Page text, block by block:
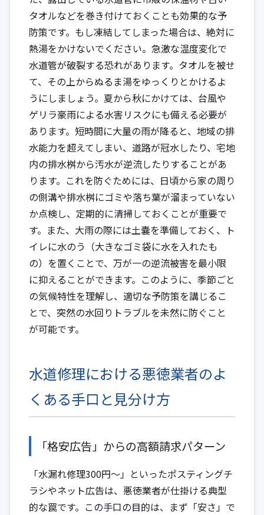
タオルなどを巻き付けておくことも効果的な予
防策です。もし凍結してしまった場合は、絶対に
熱湯をかけないでください。急激な温度変化で
水道管が破裂する恐れがあります。タオルを被せ
て、その上からぬるま湯をゆっくりとかけるよ
うにしましょう。夏から秋にかけては、台風や
ゲリラ豪雨による水害リスクにも備える必要が
あります。短時間に大量の雨が降ると、地域の排
水能力を超えてしまい、道路が冠水したり、宅地
内の排水桝から汚水が逆流したりすることがあ
ります。これを防ぐためには、日頃から家の周り
の側溝や排水桝にゴミや落ち葉が溜まっていない
か点検し、定期的に清掃しておくことが重要で
す。また、大雨の際には土嚢を準備しておく、ト
イレに水のう（大きなゴミ袋に水を入れたも
の）を置くことで、万が一の逆流被害を最小限
に抑えることができます。このように、季節ごと
の気候特性を理解し、適切な予防策を講じるこ
とで、突然の水回りトラブルを未然に防ぐこと
が可能です。
水道修理における悪徳業者のよ
くある手口と見分け方
「格安広告」からの高額請求パターン
「水漏れ修理300円〜」といったポスティングチ
ラシやネット広告は、悪徳業者が仕掛ける典型
的な罠です。この手口の目的は、まず「安さ」で